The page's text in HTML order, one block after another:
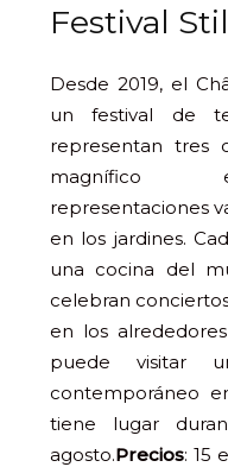
Festival
Desde 2019, el
un festival de
representan tres
magnífico
representaciones
en los jardines.
una cocina del
celebran
en los
puede visitar
contemporáneo
tiene lugar
agosto.Precios: 15